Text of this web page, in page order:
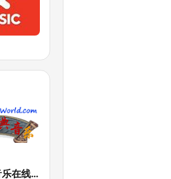
中国古典音乐在线 (Chinese Classical)